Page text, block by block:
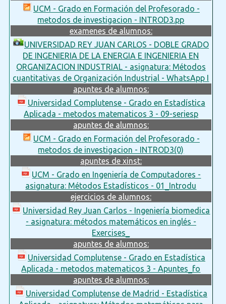
UCM - Grado en Formación del Profesorado -
metodos de investigacion - INTROD3.pp
examenes de alumnos:
UNIVERSIDAD REY JUAN CARLOS - DOBLE GRADO
DE INGENIERIA DE LA ENERGIA E INGENIERIA EN
ORGANIZACION INDUSTRIAL - asignatura: Métodos
cuantitativas de Organización Industrial - WhatsApp I
apuntes de alumnos:
Universidad Complutense - Grado en Estadística
Aplicada - metodos matematicos 3 - 09-seriesp
apuntes de alumnos:
UCM - Grado en Formación del Profesorado -
metodos de investigacion - INTROD3(0)
apuntes de xinst:
UCM - Grado en Ingeniería de Computadores -
asignatura: Métodos Estadísticos - 01_Introdu
ejercicios de alumnos:
Universidad Rey Juan Carlos - Ingeniería biomedica
- asignatura: métodos matemáticos en inglés -
Exercises_
apuntes de alumnos:
Universidad Complutense - Grado en Estadística
Aplicada - metodos matematicos 3 - Apuntes_fo
apuntes de alumnos:
Universidad Complutense de Madrid - Estadística